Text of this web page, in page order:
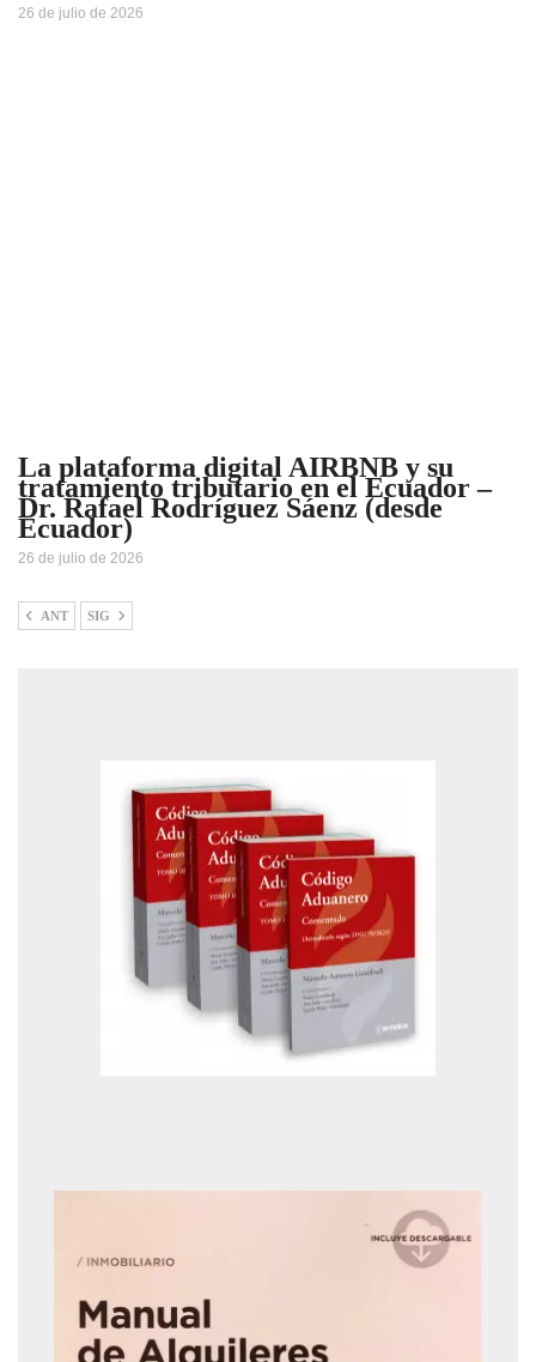
26 de julio de 2026
La plataforma digital AIRBNB y su
tratamiento tributario en el Ecuador –
Dr. Rafael Rodríguez Sáenz (desde
Ecuador)
26 de julio de 2026
ANT SIG